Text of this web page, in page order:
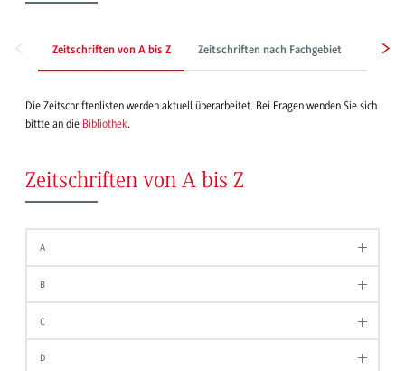
Zeitschriften von A bis Z Zeitschriften nach Fachgebiet
Die Zeitschriftenlisten werden aktuell überarbeitet. Bei Fragen wenden Sie sich
bittte an die Bibliothek.
Zeitschriften von A bis Z
A
B
C
D